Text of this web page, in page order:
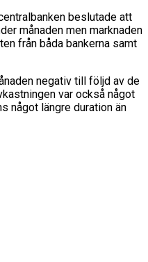
beslutade att
månaden men marknaden
från båda bankerna samt
negativ till följd av de
var också något
något längre duration än